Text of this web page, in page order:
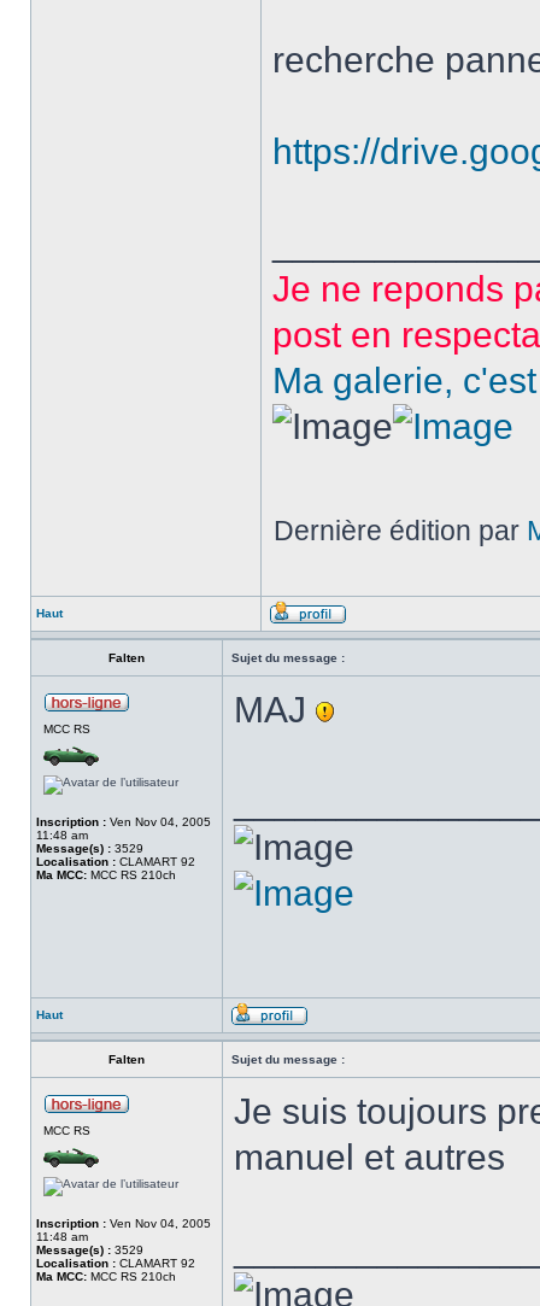
recherche
https://
Je ne reponds
post en
Ma galerie,
Dernière édition par
Haut
Falten Sujet du message :
MCC RS
Inscription : Ven Nov 04, 2005
11:48 am
Message(s) : 3529
Localisation : CLAMART 92
Ma MCC: MCC RS 210ch
MAJ
Haut
Falten Sujet du message :
MCC RS
Inscription : Ven Nov 04, 2005
11:48 am
Message(s) : 3529
Localisation : CLAMART 92
Ma MCC: MCC RS 210ch
Je suis toujours
manuel et autres